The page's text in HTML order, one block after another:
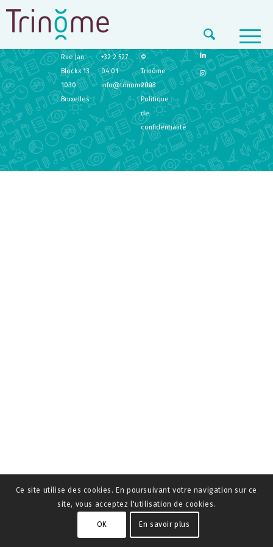
TRINÔME
Rue Jan
Blockx 13
1030
Bruxelles
+32 2 527
04 01
info@trinome.be
©
Trinôme
2023
Politique
de
confidentialité
Ce site utilise des cookies. En poursuivant votre navigation sur ce
site, vous acceptez l'utilisation de cookies.
OK En savoir plus